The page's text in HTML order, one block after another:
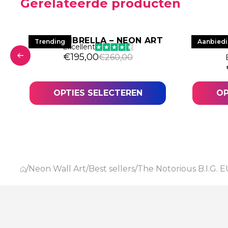
Gerelateerde producten
Trending
HYPE UMBRELLA – NEON ART
Excellent
€195,00€260,00
OPTIES SELECTEREN
/Neon Wall Art/Best sellers/The Notorious B.I.G.